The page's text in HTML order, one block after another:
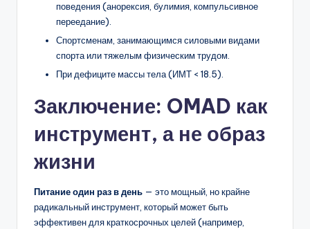
поведения (анорексия, булимия, компульсивное
переедание).
Спортсменам, занимающимся силовыми видами
спорта или тяжелым физическим трудом.
При дефиците массы тела (ИМТ < 18.5).
Заключение: OMAD как
инструмент, а не образ
жизни
Питание один раз в день — это мощный, но крайне
радикальный инструмент, который может быть
эффективен для краткосрочных целей (например,